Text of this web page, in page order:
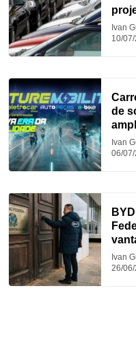
em
Ivan
10/
de
Ivan
06/
Ivan
26/